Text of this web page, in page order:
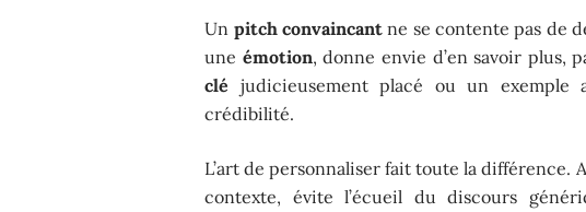
Un pitch convaincantne se contente pas de
une émotion, donne envie d’en savoir plus,
clé judicieusement placé ou un
crédibilité.
L’art de personnaliser fait toute la différence.
contexte, évite l’écueil du discours